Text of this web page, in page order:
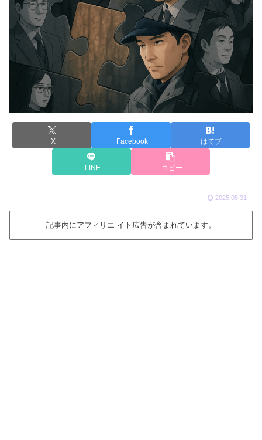
X Facebook はてブ
LINE コピー
2025.05.31
記事内にアフィリエ イト広告が含まれています。